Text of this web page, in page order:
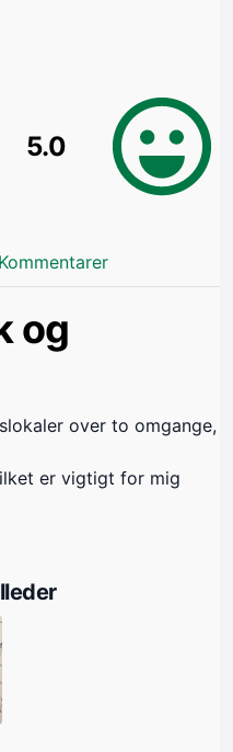
5.0
Kommentarer
og
over to omgange,
er vigtigt for mig